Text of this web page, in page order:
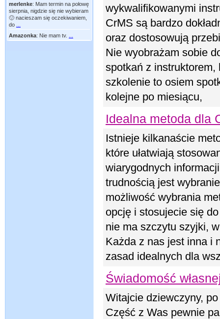
merlenke: Mam termin na połowę
sierpnia, nigdzie się nie wybieram
🙂 nacieszam się oczekiwaniem,
do
Amazonka: Nie mam tv.
wykwalifikowanymi
CrMS są bardzo
oraz dostosowują
Nie wyobrażam sobie
spotkań z instruktorem,
szkolenie to osiem
kolejne po miesiącu,
Idealna metoda dla
Istnieje kilkanaście
które ułatwiają
wiarygodnych
trudnością jest
możliwość wybrania
opcję i stosujecie się
nie ma szczytu szyjki,
Każda z nas jest inna i
zasad idealnych dla
Świadomość
Witajcie dziewczyny,
Część z Was pewnie